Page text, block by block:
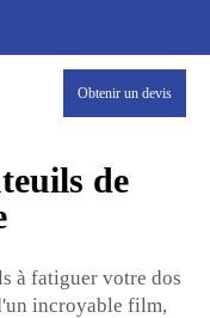
Obtenir un devis
de
à fatiguer votre dos
incroyable film,